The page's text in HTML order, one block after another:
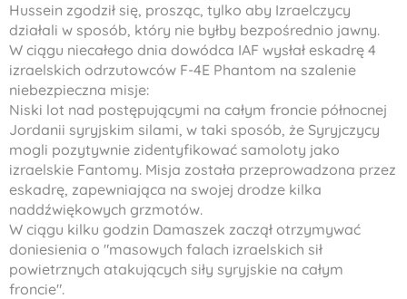
Hussein zgodził się, prosząc, tylko aby Izraelczycy
działali w sposób, który nie byłby bezpośrednio jawny.
W ciągu niecałego dnia dowódca IAF wysłał eskadrę 4
izraelskich odrzutowców F-4E Phantom na szalenie
niebezpieczna misje:
Niski lot nad postępującymi na całym froncie północnej
Jordanii syryjskim silami, w taki sposób, że Syryjczycy
mogli pozytywnie zidentyfikować samoloty jako
izraelskie Fantomy. Misja została przeprowadzona przez
eskadrę, zapewniająca na swojej drodze kilka
naddźwiękowych grzmotów.
W ciągu kilku godzin Damaszek zaczął otrzymywać
doniesienia o "masowych falach izraelskich sił
powietrznych atakujących siły syryjskie na całym
froncie".